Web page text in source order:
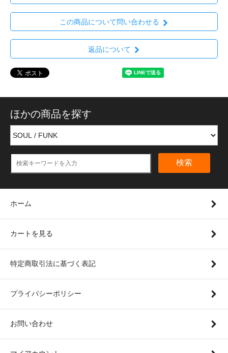
この商品について問い合わせる
返品について
ほかの商品を探す
検索
ホーム
カートを見る
特定商取引法に基づく表記
プライバシーポリシー
お問い合わせ